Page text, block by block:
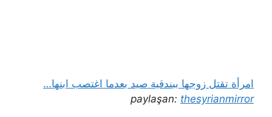
امرأة تقتل زوجها ببندقية صيد بعدما اغتصب ابنها…
paylaşan: thesyrianmirror